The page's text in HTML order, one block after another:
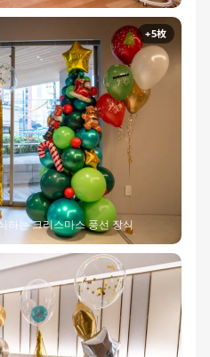
+5枚
하는 크리스마스 풍선 장식